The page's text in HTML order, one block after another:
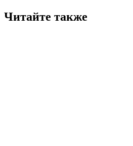
Читайте также